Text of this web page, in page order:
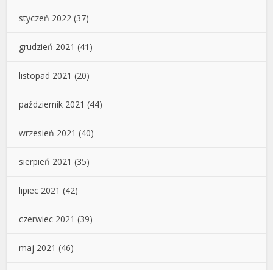
styczeń 2022 (37)
grudzień 2021 (41)
listopad 2021 (20)
październik 2021 (44)
wrzesień 2021 (40)
sierpień 2021 (35)
lipiec 2021 (42)
czerwiec 2021 (39)
maj 2021 (46)